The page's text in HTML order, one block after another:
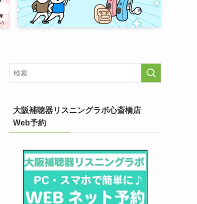
大阪補聴器リスニングラボ心斎橋店
Web予約